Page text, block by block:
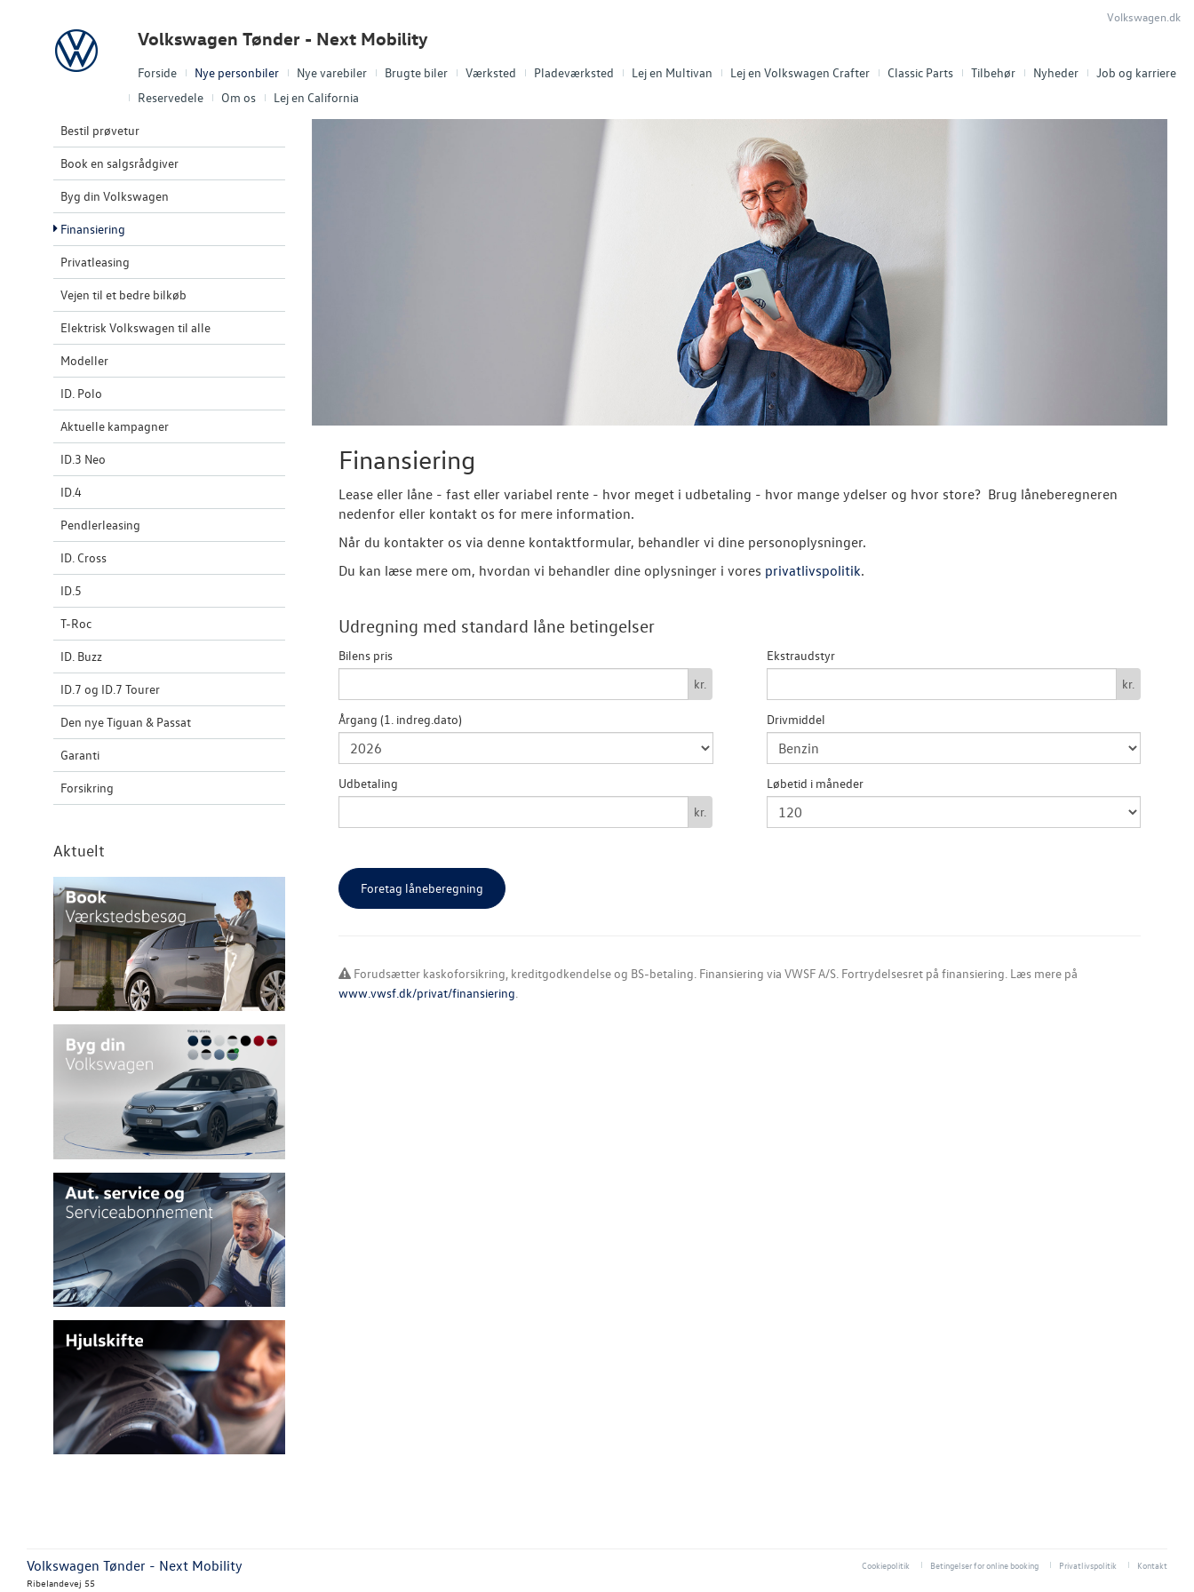
Forside Nye personbiler Nye varebiler Brugte biler Værksted Pladeværksted Lej en Multivan Lej en Volkswagen Crafter Classic Parts Tilbehør Nyheder
Job og karriere
Reservedele
Om os Lej en California
Volkswagen Volkswagen Tønder - Next Mobility
Volkswagen.dk
Bestil prøvetur
Book en salgsrådgiver
Byg din Volkswagen
Finansiering
Privatleasing
Vejen til et bedre bilkøb
Elektrisk Volkswagen til alle
Modeller
ID. Polo
Aktuelle kampagner
ID.3 Neo
ID.4
Pendlerleasing
ID. Cross
ID.5
T-Roc
ID. Buzz
ID.7 og ID.7 Tourer
Den nye Tiguan & Passat
Garanti
Forsikring
Aktuelt
Finansiering
Lease eller låne - fast eller variabel rente - hvor meget i udbetaling - hvor mange ydelser og hvor store? Brug låneberegneren
nedenfor eller kontakt os for mere information.
Når du kontakter os via denne kontaktformular, behandler vi dine personoplysninger.
Du kan læse mere om, hvordan vi behandler dine oplysninger i vores privatlivspolitik.
Udregning med standard låne betingelser
Bilens pris
kr.
Ekstraudstyr
kr.
Årgang (1. indreg.dato) Drivmiddel
Udbetaling
kr.
Løbetid i måneder
Forudsætter kaskoforsikring, kreditgodkendelse og BS-betaling. Finansiering via VWSF A/S. Fortrydelsesret på finansiering. Læs mere på
www.vwsf.dk/privat/finansiering.
Volkswagen Tønder - Next Mobility
Ribelandevej 55
Cookiepolitik Betingelser for online booking Privatlivspolitik Kontakt